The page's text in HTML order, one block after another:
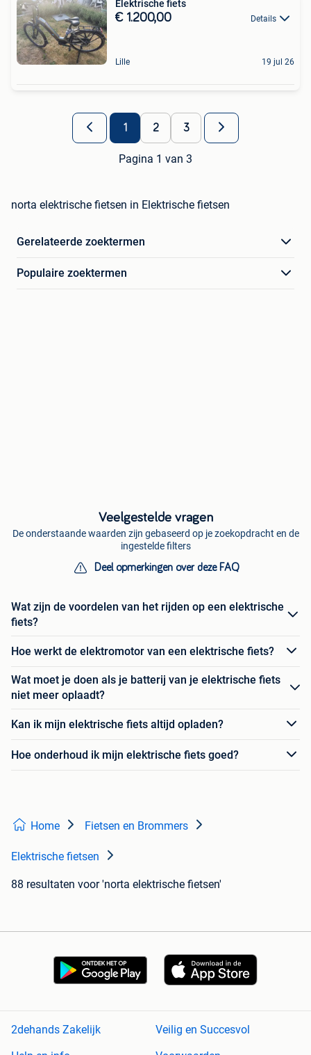
Elektrische fiets
€ 1.200,00 Details
Lille 19 jul 26
1 2 3
Pagina 1 van 3
norta elektrische fietsen in Elektrische fietsen
Gerelateerde zoektermen
Populaire zoektermen
Veelgestelde vragen
De onderstaande waarden zijn gebaseerd op je zoekopdracht en de
ingestelde filters
Deel opmerkingen over deze FAQ
Wat zijn de voordelen van het rijden op een elektrische
fiets?
Hoe werkt de elektromotor van een elektrische fiets?
Wat moet je doen als je batterij van je elektrische fiets
niet meer oplaadt?
Kan ik mijn elektrische fiets altijd opladen?
Hoe onderhoud ik mijn elektrische fiets goed?
Home Fietsen en Brommers
Elektrische fietsen
88 resultaten voor 'norta elektrische fietsen'
2dehands Zakelijk
Veilig en Succesvol